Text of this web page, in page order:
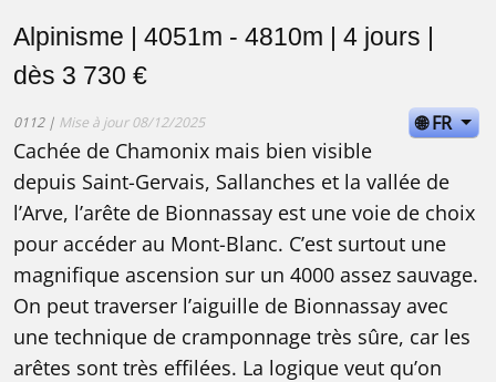
Alpinisme | 4051m - 4810m | 4 jours |
dès 3 730 €
0112 | Mise à jour 08/12/2025 🌐 FR
Cachée de Chamonix mais bien visible
depuis Saint-Gervais, Sallanches et la vallée de
l’Arve, l’arête de Bionnassay est une voie de choix
pour accéder au Mont-Blanc. C’est surtout une
magnifique ascension sur un 4000 assez sauvage.
On peut traverser l’aiguille de Bionnassay avec
une technique de cramponnage très sûre, car les
arêtes sont très effilées. La logique veut qu’on